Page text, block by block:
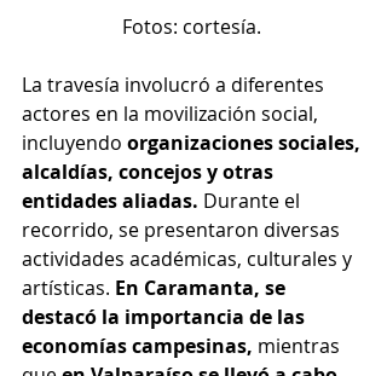
Fotos: cortesía.
La travesía involucró a diferentes
actores en la movilización social,
incluyendo organizaciones sociales,
alcaldías, concejos y otras
entidades aliadas. Durante el
recorrido, se presentaron diversas
actividades académicas, culturales y
artísticas. En Caramanta, se
destacó la importancia de las
economías campesinas, mientras